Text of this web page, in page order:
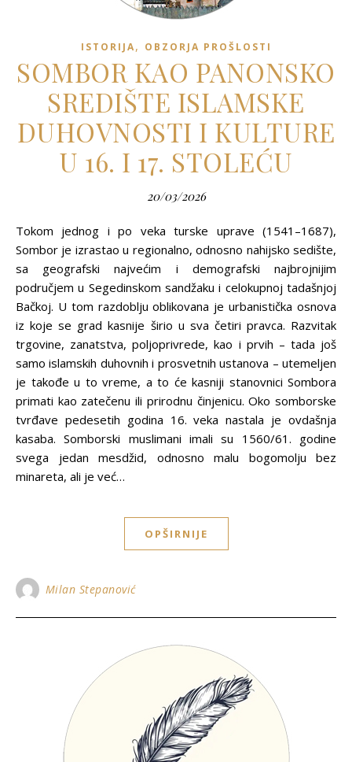
ISTORIJA, OBZORJA PROŠLOSTI
SOMBOR KAO PANONSKO
SREDIŠTE ISLAMSKE
DUHOVNOSTI I KULTURE
U 16. I 17. STOLEĆU
20/03/2026
Tokom jednog i po veka turske uprave (1541–1687),
Sombor je izrastao u regionalno, odnosno nahijsko sedište,
sa geografski najvećim i demografski najbrojnijim
područjem u Segedinskom sandžaku i celokupnoj tadašnjoj
Bačkoj. U tom razdoblju oblikovana je urbanistička osnova
iz koje se grad kasnije širio u sva četiri pravca. Razvitak
trgovine, zanatstva, polјoprivrede, kao i prvih – tada još
samo islamskih duhovnih i prosvetnih ustanova – utemelјen
je takođe u to vreme, a to će kasniji stanovnici Sombora
primati kao zatečenu ili prirodnu činjenicu. Oko somborske
tvrđave pedesetih godina 16. veka nastala je ovdašnja
kasaba. Somborski muslimani imali su 1560/61. godine
svega jedan mesdžid, odnosno malu bogomolјu bez
minareta, ali je već…
OPŠIRNIJE
Milan Stepanović